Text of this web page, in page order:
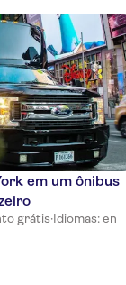
em um ônibus
grátis·Idiomas: en